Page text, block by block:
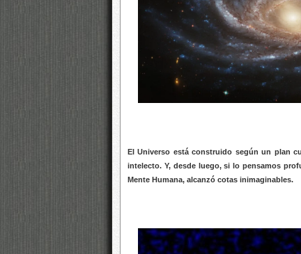
El Universo está construido según un plan
intelecto. Y, desde luego, si lo pensamos
Mente Humana, alcanzó cotas inimaginables.